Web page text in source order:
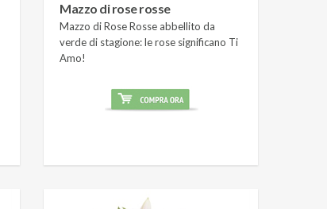
Mazzo di rose rosse
Mazzo di Rose Rosse abbellito da
verde di stagione: le rose significano Ti
Amo!